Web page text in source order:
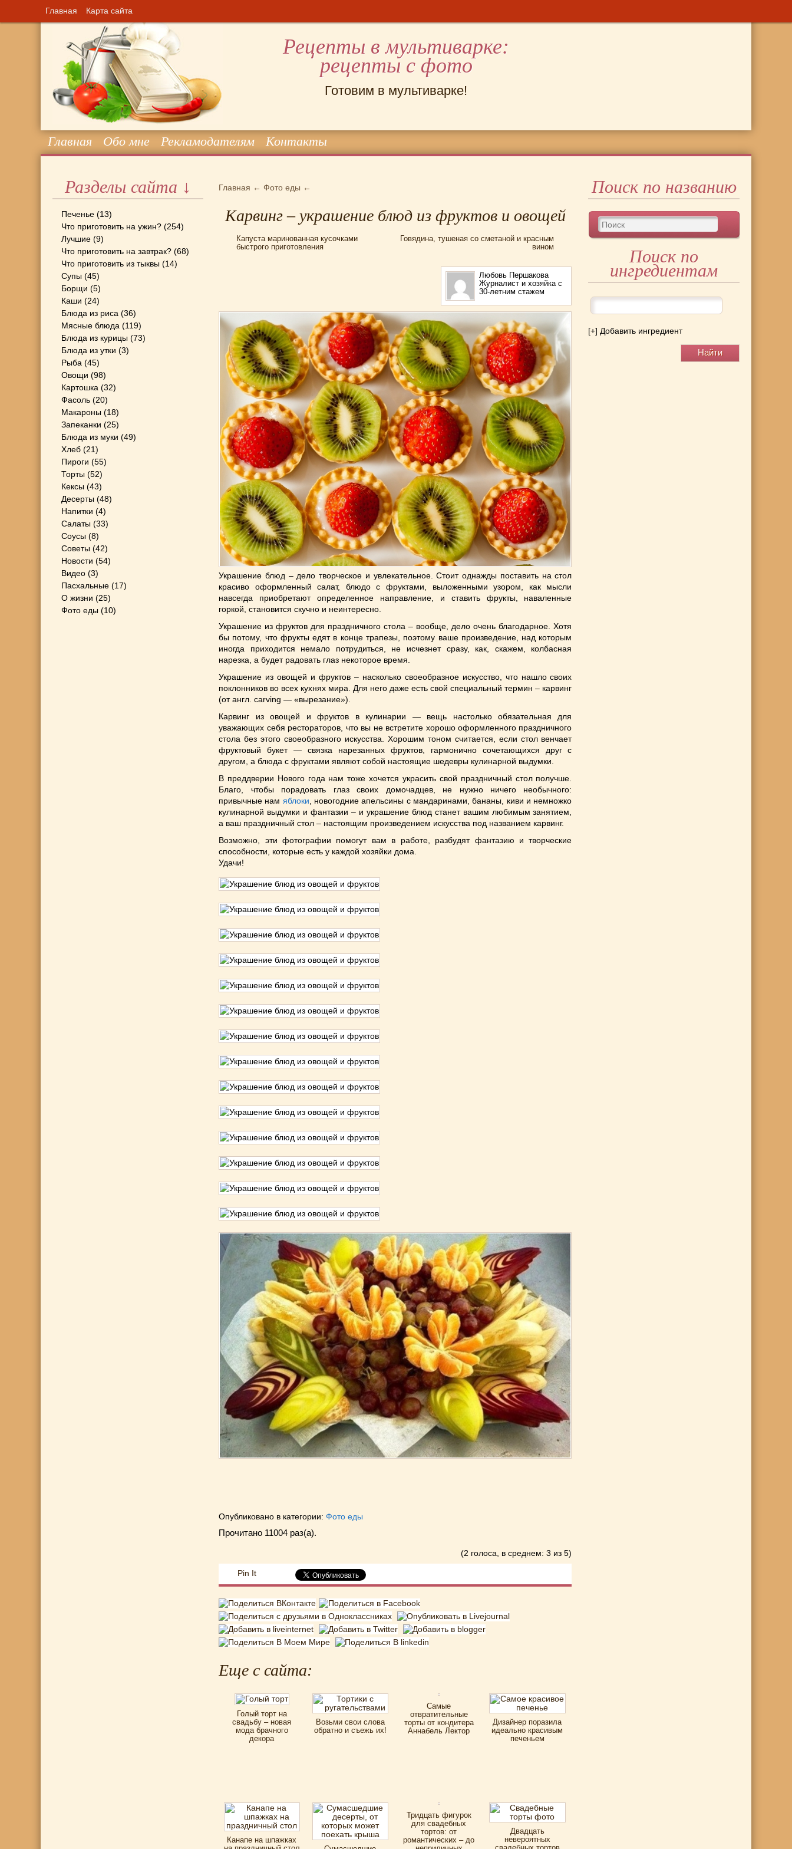
Главная Карта сайта
Рецепты в мультиварке:
рецепты с фото
Готовим в мультиварке!
Главная Обо мне Рекламодателям Контакты
Главная ←Фото еды ←
Карвинг – украшение блюд из фруктов и овощей
Капуста маринованная кусочками
быстрого приготовления
Говядина, тушеная со сметаной и красным
вином
Любовь Першакова
Журналист и хозяйка с
30-летним стажем
Украшение блюд – дело творческое и увлекательное. Стоит однажды поставить на стол
красиво оформленный салат, блюдо с фруктами, выложенными узором, как мысли
навсегда приобретают определенное направление, и ставить фрукты, наваленные
горкой, становится скучно и неинтересно.
Украшение из фруктов для праздничного стола – вообще, дело очень благодарное. Хотя
бы потому, что фрукты едят в конце трапезы, поэтому ваше произведение, над которым
иногда приходится немало потрудиться, не исчезнет сразу, как, скажем, колбасная
нарезка, а будет радовать глаз некоторое время.
Украшение из овощей и фруктов – насколько своеобразное искусство, что нашло своих
поклонников во всех кухнях мира. Для него даже есть свой специальный термин – карвинг
(от англ. carving — «вырезание»).
Карвинг из овощей и фруктов в кулинарии — вещь настолько обязательная для
уважающих себя рестораторов, что вы не встретите хорошо оформленного праздничного
стола без этого своеобразного искусства. Хорошим тоном считается, если стол венчает
фруктовый букет — связка нарезанных фруктов, гармонично сочетающихся друг с
другом, а блюда с фруктами являют собой настоящие шедевры кулинарной выдумки.
В преддверии Нового года нам тоже хочется украсить свой праздничный стол получше.
Благо, чтобы порадовать глаз своих домочадцев, не нужно ничего необычного:
привычные нам яблоки , новогодние апельсины с мандаринами, бананы, киви и немножко
кулинарной выдумки и фантазии – и украшение блюд станет вашим любимым занятием,
а ваш праздничный стол – настоящим произведением искусства под названием карвинг.
Возможно, эти фотографии помогут вам в работе, разбудят фантазию и творческие
способности, которые есть у каждой хозяйки дома.
Удачи!
Опубликовано в категории:Фото еды
Прочитано 11004 раз(a).
(2 голоса, в среднем: 3 из 5)
Pin It
Еще с сайта:
Голый торт на
свадьбу – новая
мода брачного
декора
Возьми свои слова
обратно и съежь их!
Самые
отвратительные
торты от кондитера
Аннабель Лектор
Дизайнер поразила
идеально красивым
печеньем
Канапе на шпажках
Тридцать фигурок
для свадебных
тортов: от
романтических – до
Двадцать
невероятных
Разделы сайта ↓
Печенье (13)
Что приготовить на ужин? (254)
Лучшие (9)
Что приготовить на завтрак? (68)
Что приготовить из тыквы (14)
Супы (45)
Борщи (5)
Каши (24)
Блюда из риса (36)
Мясные блюда (119)
Блюда из курицы (73)
Блюда из утки (3)
Рыба (45)
Овощи (98)
Картошка (32)
Фасоль (20)
Макароны (18)
Запеканки (25)
Блюда из муки (49)
Хлеб (21)
Пироги (55)
Торты (52)
Кексы (43)
Десерты (48)
Напитки (4)
Салаты (33)
Соусы (8)
Советы (42)
Новости (54)
Видео (3)
Пасхальные (17)
О жизни (25)
Фото еды (10)
Поиск по названию
Поиск по
ингредиентам
[+] Добавить ингредиент